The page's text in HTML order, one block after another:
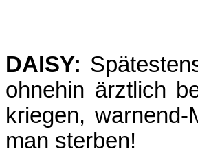
DAISY:
ohnehin ärztlich
kriegen,
man sterben!